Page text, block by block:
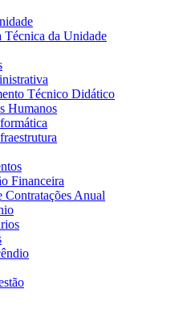
Técnica da Unidade
Técnico Didático
Humanos
Financeira
Contratações Anual